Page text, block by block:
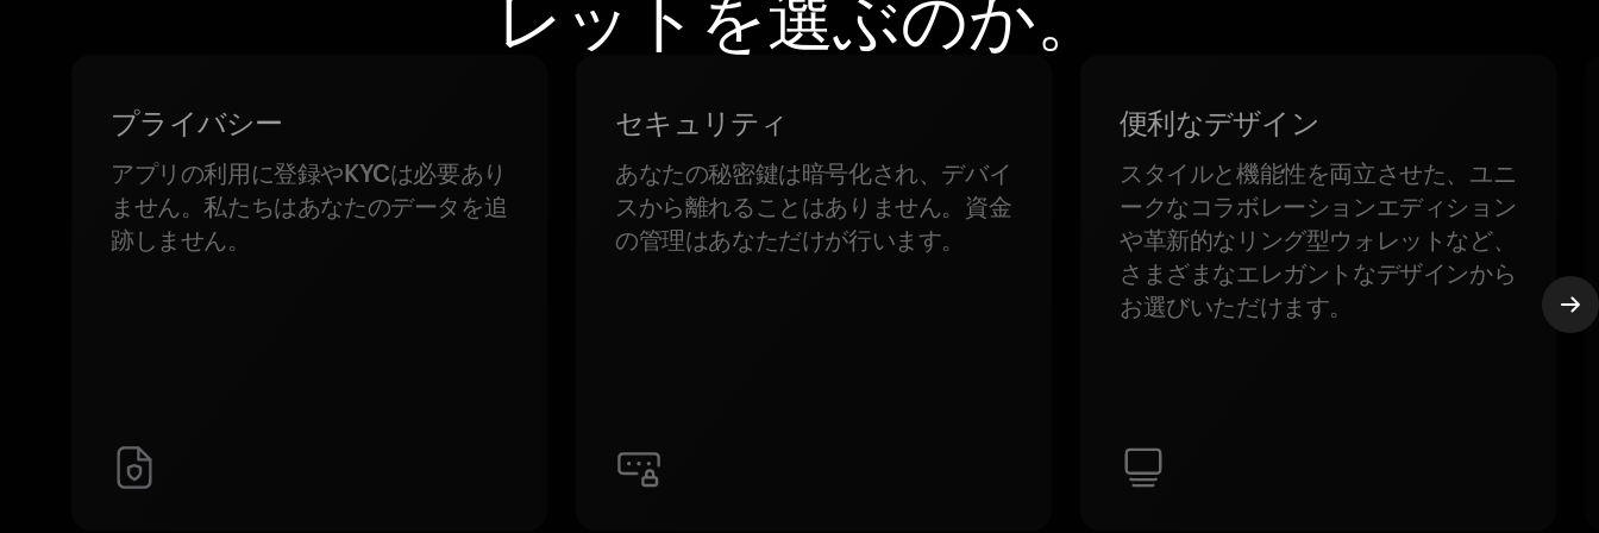
レットを選ぶのか。
プライバシー
アプリの利用に登録やKYCは必要あり
ません。私たちはあなたのデータを追
跡しません。
セキュリティ
あなたの秘密鍵は暗号化され、デバイ
スから離れることはありません。資金
の管理はあなただけが行います。
便利なデザイン
スタイルと機能性を両立させた、ユニ
ークなコラボレーションエディション
や革新的なリング型ウォレットなど、
さまざまなエレガントなデザインから
お選びいただけます。